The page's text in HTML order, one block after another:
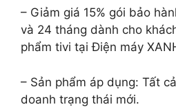
– Giảm giá 15% gói bảo
và 24 tháng dành cho
phẩm tivi tại Điện máy
– Sản phẩm áp dụng: Tất
doanh trạng thái mới.